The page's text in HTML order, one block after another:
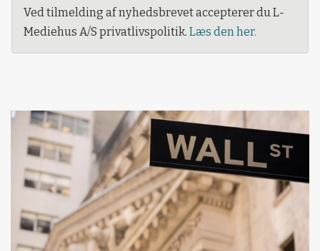
Ved tilmelding af nyhedsbrevet accepterer du L-
Mediehus A/S privatlivspolitik. Læs den her.